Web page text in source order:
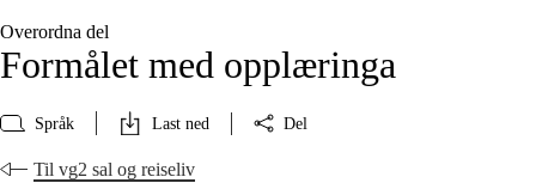
Overordna del
Formålet med opplæringa
Språk Last ned Del
Til vg2 sal og reiseliv